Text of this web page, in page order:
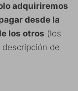
adquiriremos
desde la
los otros (los
de